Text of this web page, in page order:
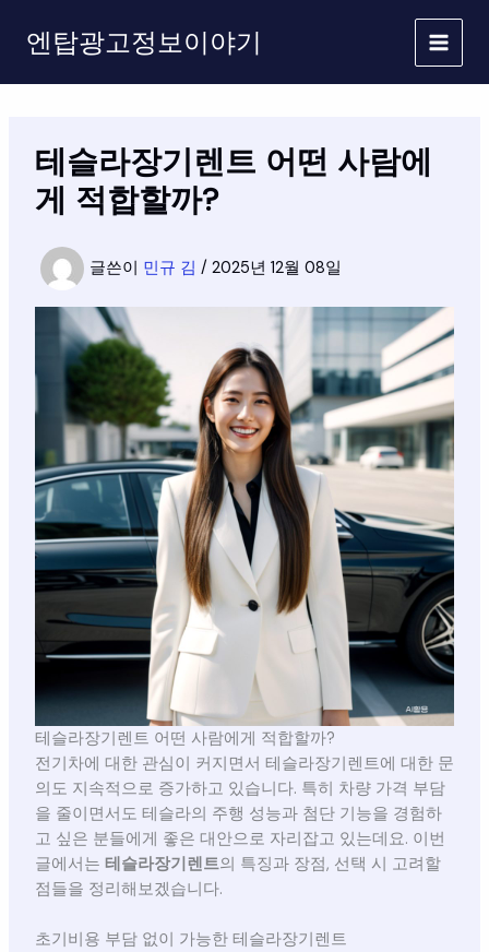
로
엔탑광고정보이야기
테슬라장기렌트 어떤 사람에
게 적합할까?
글쓴이 민규 김 / 2025년 12월 08일
테슬라장기렌트 어떤 사람에게 적합할까?
전기차에 대한 관심이 커지면서 테슬라장기렌트에 대한 문
의도 지속적으로 증가하고 있습니다. 특히 차량 가격 부담
을 줄이면서도 테슬라의 주행 성능과 첨단 기능을 경험하
고 싶은 분들에게 좋은 대안으로 자리잡고 있는데요. 이번
글에서는 테슬라장기렌트의 특징과 장점, 선택 시 고려할
점들을 정리해보겠습니다.
초기비용 부담 없이 가능한 테슬라장기렌트